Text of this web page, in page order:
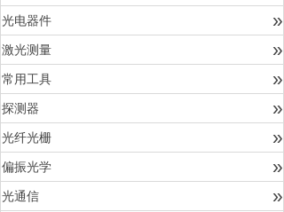
光电器件 »
激光测量 »
常用工具 »
探测器 »
光纤光栅 »
偏振光学 »
光通信 »